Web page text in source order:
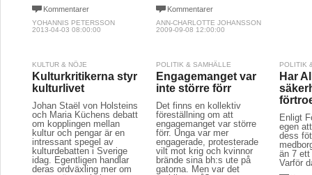
Kommentarer
YOHANNIS PETERSSON
2013-04-03 08:00:00
Kommentarer
ANN-CHARLOTTE JOHANSSON
2009-09-08 12:00:00
KULTUR & NÖJE
Kulturkritikerna styr
kulturlivet
Johan Staël von Holsteins
och Maria Küchens debatt
om kopplingen mellan
kultur och pengar är en
intressant spegel av
kulturdebatten i Sverige
idag. Egentligen handlar
deras ordväxling mer om
POLITIK & SAMHÄLLE
Engagemanget var
inte större förr
Det finns en kollektiv
föreställning om att
engagemanget var större
förr. Unga var mer
engagerade, protesterade
vilt mot krig och kvinnor
brände sina bh:s ute på
gatorna. Men var det
POLITIK
Har
Enligt
egen
dess
än 7
Varför